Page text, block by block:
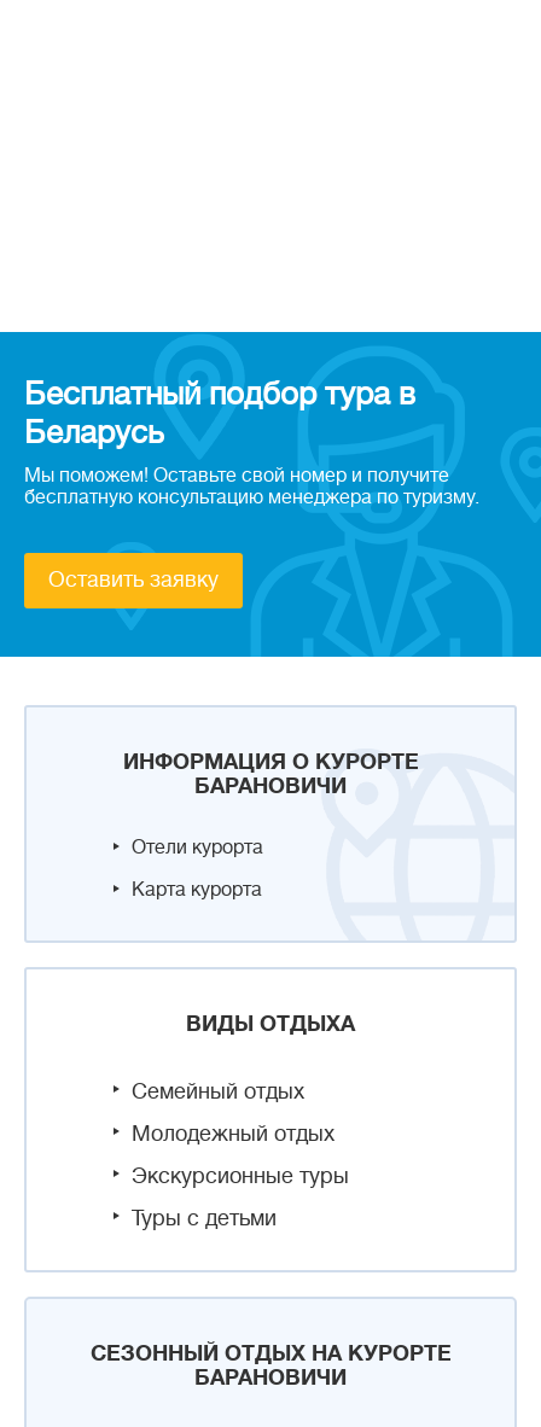
ИНФОРМАЦИЯ О КУРОРТЕ
БАРАНОВИЧИ
Отели курорта
Карта курорта
ВИДЫ ОТДЫХА
Семейный отдых
Молодежный отдых
Экскурсионные туры
Туры с детьми
СЕЗОННЫЙ ОТДЫХ НА КУРОРТЕ
БАРАНОВИЧИ
Бесплатный подбор тура в
Беларусь
Мы поможем! Оставьте свой номер и получите
бесплатную консультацию менеджера по туризму.
Оставить заявку